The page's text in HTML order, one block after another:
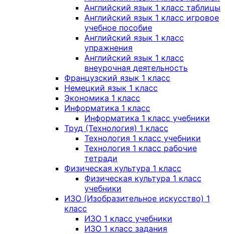
Английский язык 1 класс таблицы
Английский язык 1 класс игровое
учебное пособие
Английский язык 1 класс
упражнения
Английский язык 1 класс
внеурочная деятельность
Французский язык 1 класс
Немецкий язык 1 класс
Экономика 1 класс
Информатика 1 класс
Информатика 1 класс учебники
Труд (Технология) 1 класс
Технология 1 класс учебники
Технология 1 класс рабочие
тетради
Физическая культура 1 класс
Физическая культура 1 класс
учебники
ИЗО (Изобразительное искусство) 1
класс
ИЗО 1 класс учебники
ИЗО 1 класс задания